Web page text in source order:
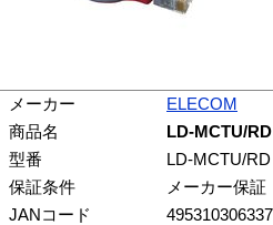
メーカー
ELECOM
商品名
LD-MCTU/
型番
LD-MCTU/RD
保証条件
メーカー保証
JANコード